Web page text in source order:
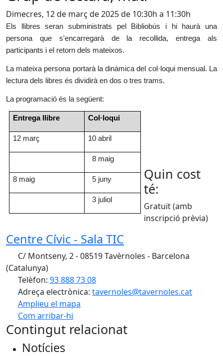
Dimecres, 12 de març de 2025 de 10:30h a 11:30h
Els llibres seran subministrats pel Bibliobús i hi haurà una
persona que s'encarregarà de la recollida, entrega als
participants i el retorn dels mateixos.
La mateixa persona portarà la dinàmica del col·loqui mensual. La
lectura dels libres és dividirà en dos o tres trams.
La programació és la següent:
Entrega llibre Col·loqui
12 març 10 abril
8 maig
8 maig 5 juny
3 juliol
Quin cost
té:
Gratuït (amb
inscripció prèvia)
Centre Cívic - Sala TIC
C/ Montseny, 2 - 08519 Tavèrnoles - Barcelona
(Catalunya)
Telèfon: 93 888 73 08
Adreça electrònica: tavernoles@tavernoles.cat
Amplieu el mapa
Com arribar-hi
+
Contingut relacionat
Notícies